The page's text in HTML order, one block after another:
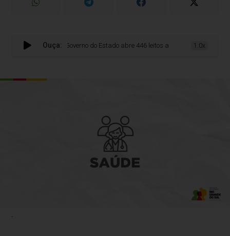
Ouça:
Governo do Estado abre 446 leitos adultos em 79 hospitais
1.0x
-